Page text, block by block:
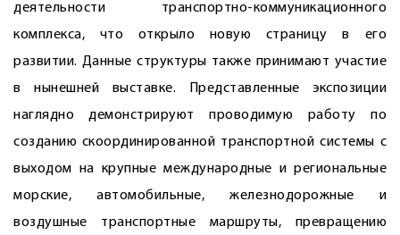
деятельности транспортно-коммуникационного
комплекса, что открыло новую страницу в его
развитии. Данные структуры также принимают участие
в нынешней выставке. Представленные экспозиции
наглядно демонстрируют проводимую работу по
созданию скоординированной транспортной системы с
выходом на крупные международные и региональные
морские, автомобильные, железнодорожные и
воздушные транспортные маршруты, превращению